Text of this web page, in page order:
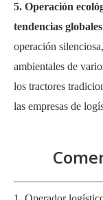
5. Operación
tendencias
operación
ambientales de
los tractores
las empresas de